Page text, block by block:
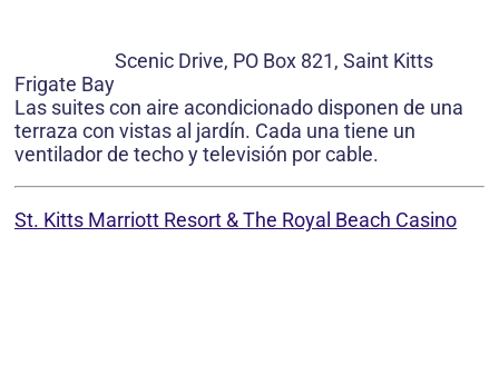
Scenic Drive, PO Box 821, Saint Kitts
Frigate Bay
Las suites con aire acondicionado disponen de una
terraza con vistas al jardín. Cada una tiene un
ventilador de techo y televisión por cable.
St. Kitts Marriott Resort & The Royal Beach Casino